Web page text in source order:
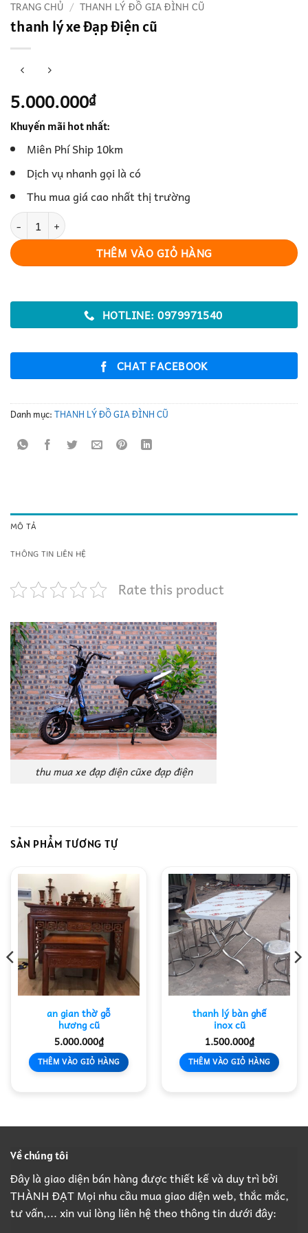
TRANG CHỦ / THANH LÝ ĐỒ GIA ĐÌNH CŨ
thanh lý xe đạp điện cũ
5.000.000₫
Khuyến mãi hot nhất:
Miên Phí Ship 10km
Dịch vụ nhanh gọi là có
Thu mua giá cao nhất thị trường
thanh lý xe đạp điện cũ số lượng
THÊM VÀO GIỎ HÀNG
HOTLINE: 0979971540
CHAT FACEBOOK
Danh mục:THANH LÝ ĐỒ GIA ĐÌNH CŨ
MÔ TẢ
THÔNG TIN LIÊN HỆ
Rate this product
thu mua xe đạp điện cũxe đạp điện
SẢN PHẨM TƯƠNG TỰ
an gian thờ gỗ
hương cũ
5.000.000₫
THÊM VÀO GIỎ HÀNG
thanh lý bàn ghế
inox cũ
1.500.000₫
THÊM VÀO GIỎ HÀNG
Về chúng tôi
Đây là giao diện bán hàng được thiết kế và duy trì bởi
THÀNH ĐẠT Mọi nhu cầu mua giao diện web, thắc mắc,
tư vấn,... xin vui lòng liên hệ theo thông tin dưới đây: